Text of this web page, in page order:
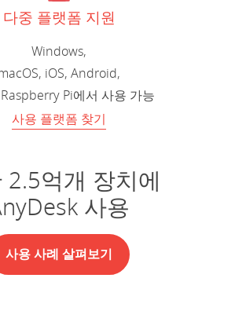
다중 플랫폼 지원
Windows,
iOS, Android,
Pi에서 사용 가능
사용 플랫폼 찾기
2.5억개 장치에
사용
사용 사례 살펴보기